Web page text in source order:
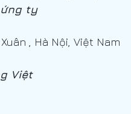
ty
, Hà Nội, Việt Nam
Việt